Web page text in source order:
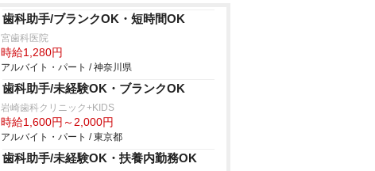
歯科助手/ブランクOK・短時間OK
宮歯科医院
時給1,280円
アルバイト・パート / 神奈川県
歯科助手/未経験OK・ブランクOK
崎歯科クリニック+KIDS
時給1,600円～2,000円
アルバイト・パート / 東京都
歯科助手/未経験OK・扶養内勤務OK